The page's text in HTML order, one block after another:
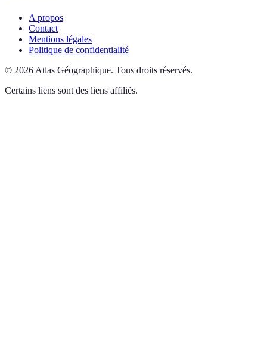
A propos
Contact
Mentions légales
Politique de confidentialité
© 2026 Atlas Géographique. Tous droits réservés.
Certains liens sont des liens affiliés.